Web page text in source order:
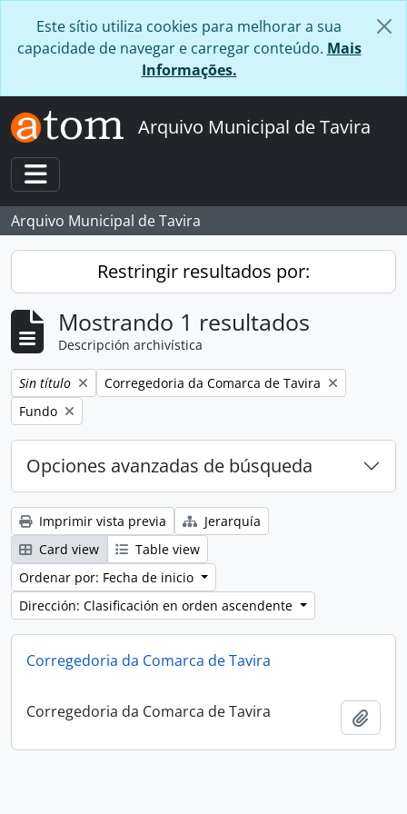
Este sítio utiliza cookies para melhorar a sua
capacidade de navegar e carregar conteúdo. Mais
Informações.
Arquivo Municipal de Tavira
Toggle navigation
Arquivo Municipal de Tavira
Restringir resultados por:
Mostrando 1 resultados
Descripción archivística
Remove filter:
Sin título Remove filter:
Corregedoria da Comarca de Tavira
Remove filter:
Fundo
Opciones avanzadas de búsqueda
Imprimir vista previa
Jerarquía
Card view
Table view
Ordenar por: Fecha de inicio
Dirección: Clasificación en orden ascendente
Corregedoria da Comarca de Tavira
Corregedoria da Comarca de Tavira